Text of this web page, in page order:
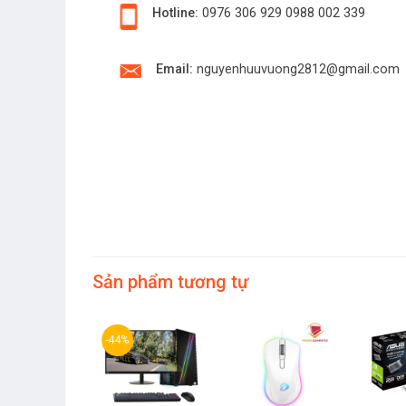
Hotline: 0976 306 929 0988 002 339
Email: nguyenhuuvuong2812@gmail.com
Sản phẩm tương tự
-44%